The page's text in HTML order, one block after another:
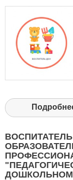
ДОШКОЛЬНОМ